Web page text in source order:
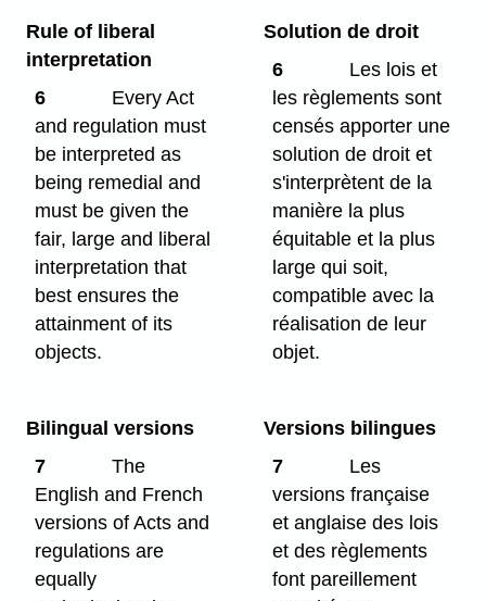
Rule of liberal
interpretation
6
Every Act
and regulation must
be interpreted as
being remedial and
must be given the
fair, large and liberal
interpretation that
best ensures the
attainment of its
objects.
Solution de droit
6
Les lois et
les règlements sont
censés apporter une
solution de droit et
s'interprètent de la
manière la plus
équitable et la plus
large qui soit,
compatible avec la
réalisation de leur
objet.
Bilingual versions
7
The
English and French
versions of Acts and
regulations are
equally
Versions bilingues
7
Les
versions française
et anglaise des lois
et des règlements
font pareillement